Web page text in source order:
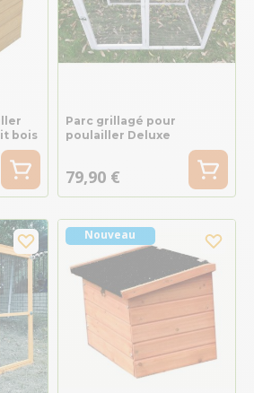
bois
Parc grillagé pour
poulailler Deluxe
79,90 €
Nouveau